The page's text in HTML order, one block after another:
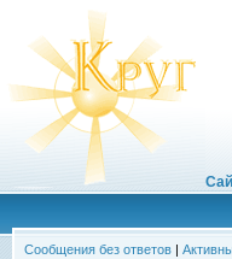
Сообщения без ответов |